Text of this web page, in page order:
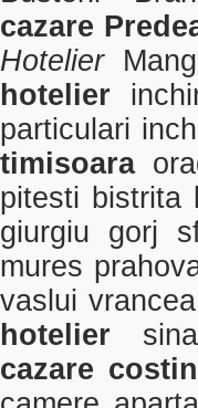
cazare
Hotelier
hotelier
particulari
timisoara
pitesti bistrita
giurgiu gorj
mures
vaslui
hotelier
cazare